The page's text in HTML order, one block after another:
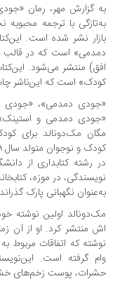
به گزارش مهر، رمان
به‌تازگی با ترجمه
بازار نشر شده است.
دمدمی» است که در
افق) منتشر می‌شود.
کودک» است که این‌ناشر
«جودی دمدمی»، «جودی
«جودی دمدمی و
مگان مک‌دونالد برای
در رشته کتابداری از
نویسندگی، در موزه،
به‌عنوان نگهبانی پارک
نوشته که اتفاقات مربوط
وام گرفته است.
حشرات، پوست زخم‌های